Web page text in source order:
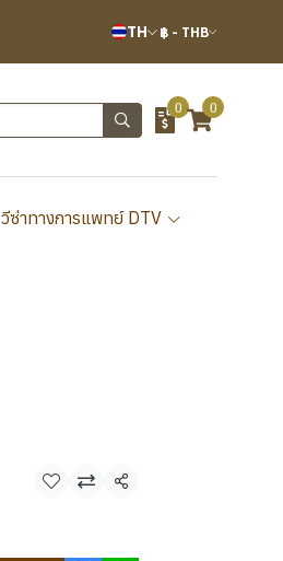
TH ฿ - THB
0 0
วีซ่าทางการแพทย์ DTV
แชร์